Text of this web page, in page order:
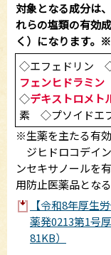
対象となる成分は
れらの塩類の有効
く）になります。※
◇エフェドリン
フェンヒドラミン
◇デキストロメト
素 ◇プソイドエ
※生薬を主たる有
ジヒドロコデイ
ンセキサノールを
用防止医薬品となる
【令和8年厚生
薬発0213第1号
81KB）